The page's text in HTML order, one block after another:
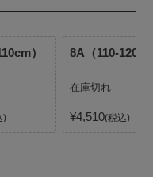
） 8A（110-
在庫切れ
¥4,510 税込